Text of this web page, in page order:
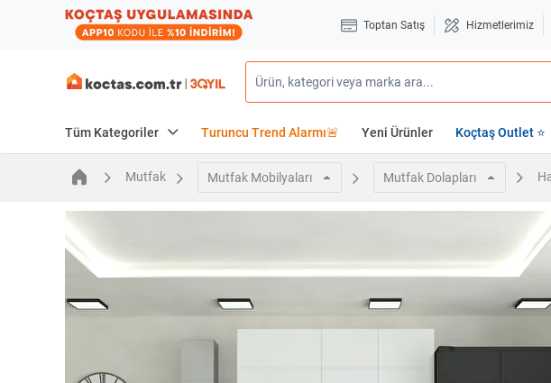
Toptan Satış Hizmetlerimiz
Tüm Kategoriler Turuncu Trend Alarmı🚨 Yeni Ürünler Koçtaş Outlet ⭐
Mutfak Mutfak Mobilyaları Mutfak Dolapları